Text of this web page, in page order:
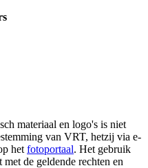
materiaal en logo's is niet
van VRT, hetzij via e-
het fotoportaal. Het gebruik
de geldende rechten en